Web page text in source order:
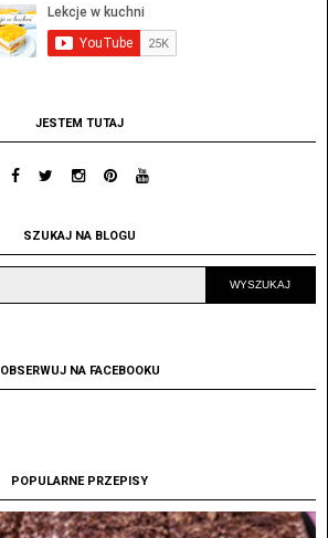
JESTEM TUTAJ
SZUKAJ NA BLOGU
OBSERWUJ NA FACEBOOKU
POPULARNE PRZEPISY